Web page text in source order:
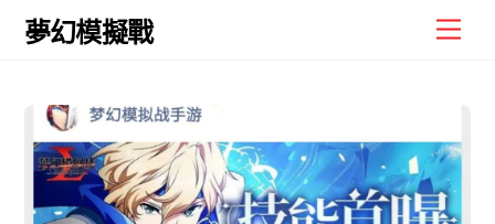
Skip
夢幻模擬戰